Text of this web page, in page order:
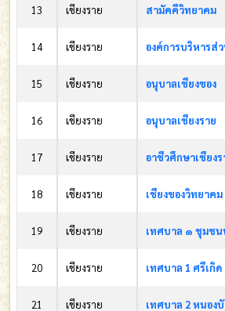
13 เชียงราย สามัคคีวิทยาคม
14 เชียงราย องค์การบริหารส่
15 เชียงราย อนุบาลเชียงของ
16 เชียงราย อนุบาลเชียงราย
17 เชียงราย อาชีวศึกษาเชียงร
18 เชียงราย เชียงของวิทยาคม
19 เชียงราย เทศบาล ๑ ชุมช
20 เชียงราย เทศบาล 1 ศรีเกิด
21 เชียงราย เทศบาล 2 หนอง